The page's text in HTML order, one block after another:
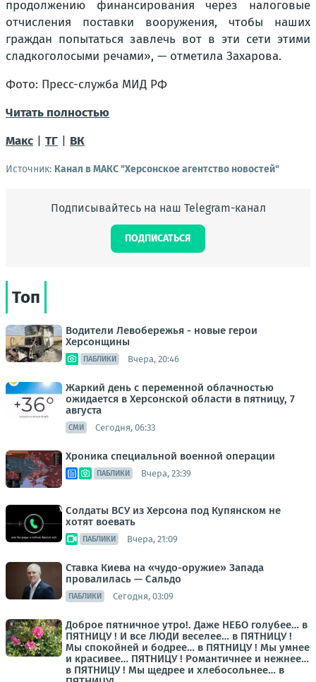
продолжению финансирования через налоговые
отчисления поставки вооружения, чтобы наших
граждан попытаться завлечь вот в эти сети этими
сладкоголосыми речами», — отметила Захарова.
Фото: Пресс-служба МИД РФ
Читать полностью
Макс
ТГ ВК
Источник: Канал в МАКС "Херсонское агентство новостей"
Подписывайтесь на наш Telegram-канал
ПОДПИСАТЬСЯ
Топ
Водители Левобережья - новые герои
Херсонщины
ПАБЛИКИ Вчера, 20:46
Жаркий день с переменной облачностью
ожидается в Херсонской области в пятницу, 7
августа
СМИ Сегодня, 06:33
Хроника специальной военной операции
ПАБЛИКИ Вчера, 23:39
Солдаты ВСУ из Херсона под Купянском не
хотят воевать
ПАБЛИКИ Вчера, 21:09
Ставка Киева на «чудо-оружие» Запада
провалилась — Сальдо
ПАБЛИКИ Сегодня, 03:09
Доброе пятничное утро!. Даже НЕБО голубее… в
ПЯТНИЦУ ! И все ЛЮДИ веселее… в ПЯТНИЦУ !
Мы спокойней и бодрее… в ПЯТНИЦУ ! Мы умнее
и красивее… ПЯТНИЦУ ! Романтичнее и нежнее…
в ПЯТНИЦУ ! Мы щедрее и хлебосольнее… в